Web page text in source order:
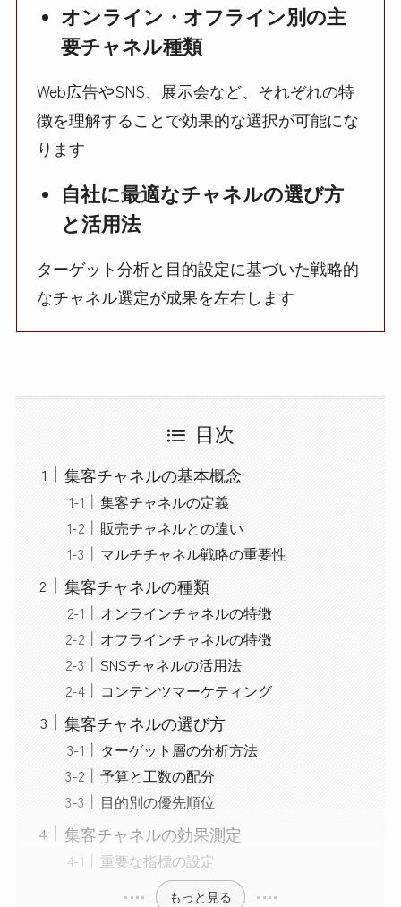
オンライン・オフライン別の主
要チャネル種類
Web広告やSNS、展示会など、それぞれの特
徴を理解することで効果的な選択が可能にな
ります
自社に最適なチャネルの選び方
と活用法
ターゲット分析と目的設定に基づいた戦略的
なチャネル選定が成果を左右します
目次
集客チャネルの基本概念
集客チャネルの定義
販売チャネルとの違い
マルチチャネル戦略の重要性
集客チャネルの種類
オンラインチャネルの特徴
オフラインチャネルの特徴
SNSチャネルの活用法
コンテンツマーケティング
集客チャネルの選び方
ターゲット層の分析方法
予算と工数の配分
目的別の優先順位
集客チャネルの効果測定
重要な指標の設定
もっと見る